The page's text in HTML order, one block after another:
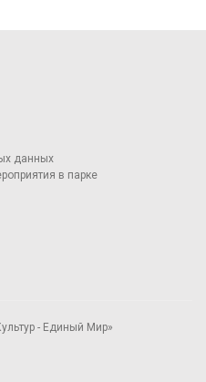
данных
в парке
- Единый Мир»